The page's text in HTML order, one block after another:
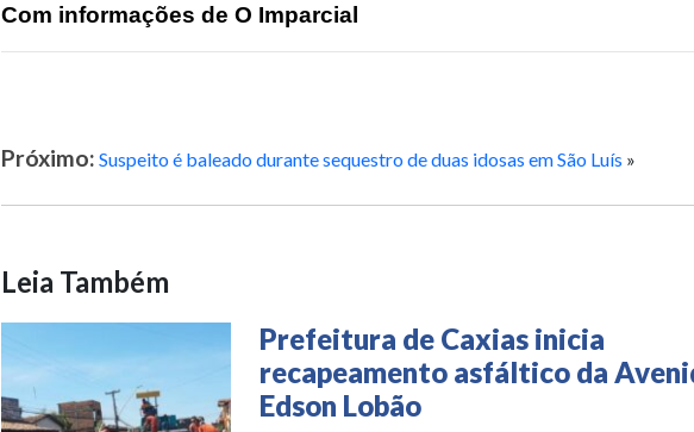
Com informações de O Imparcial
Próximo: Suspeito é baleado durante sequestro de duas idosas em São Luís »
Leia Também
Prefeitura de Caxias inicia
recapeamento asfáltico da
Edson Lobão